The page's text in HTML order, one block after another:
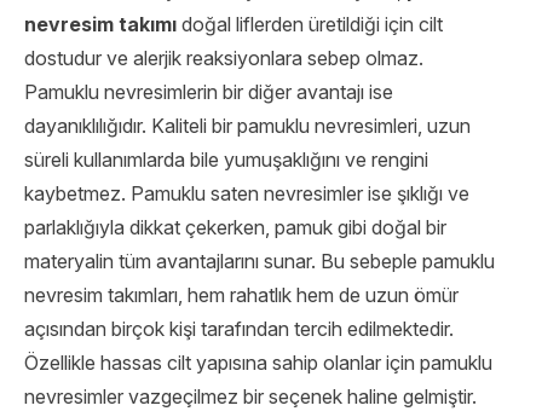
nevresim takımı doğal liflerden üretildiği için cilt
dostudur ve alerjik reaksiyonlara sebep olmaz.
Pamuklu nevresimlerin bir diğer avantajı ise
dayanıklılığıdır. Kaliteli bir pamuklu nevresimleri, uzun
süreli kullanımlarda bile yumuşaklığını ve rengini
kaybetmez. Pamuklu saten nevresimler ise şıklığı ve
parlaklığıyla dikkat çekerken, pamuk gibi doğal bir
materyalin tüm avantajlarını sunar. Bu sebeple pamuklu
nevresim takımları, hem rahatlık hem de uzun ömür
açısından birçok kişi tarafından tercih edilmektedir.
Özellikle hassas cilt yapısına sahip olanlar için pamuklu
nevresimler vazgeçilmez bir seçenek haline gelmiştir.